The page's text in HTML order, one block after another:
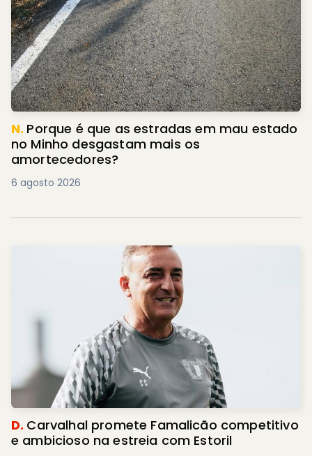
N. Porque é que as estradas em mau estado
no Minho desgastam mais os
amortecedores?
6 agosto 2026
D. Carvalhal promete Famalicão competitivo
e ambicioso na estreia com Estoril